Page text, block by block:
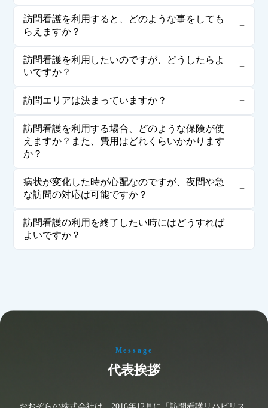
訪問看護を利用すると、どのような事をしても
らえますか？
訪問看護を利用したいのですが、どうしたらよ
いですか？
訪問エリアは決まっていますか？
訪問看護を利用する場合、どのような保険が使
えますか？また、費用はどれくらいかかります
か？
病状が変化した時が心配なのですが、夜間や急
な訪問の対応は可能ですか？
訪問看護の利用を終了したい時にはどうすれば
よいですか？
Message
代表挨拶